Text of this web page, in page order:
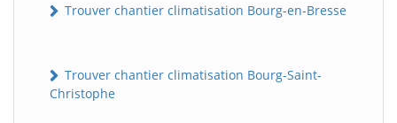
Trouver chantier climatisation Bourg-en-Bresse
Trouver chantier climatisation Bourg-Saint-
Christophe